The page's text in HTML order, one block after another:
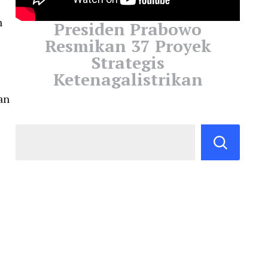
Presiden Prabowo
Resmikan 37 Proyek
Strategis
Ketenagalistrikan